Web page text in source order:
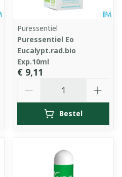
Puressentiel
Puressentiel Eo
Eucalypt.rad.bio
Exp.10ml
€ 9,11
Bestel